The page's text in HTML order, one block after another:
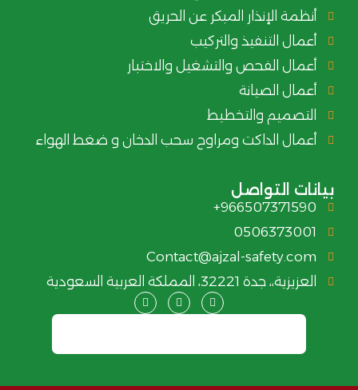
أنظمة الإنذار المبكر عن الحريق
أعمال التنفيذ والتركيب
أعمال الفحص والتشغيل والاختبار
أعمال الصيانة
التصميم والتخطيط
أعمال الداكت ومراوح سحب الدخان و ضغط الهواء
التواصل
966507371590+
0506373001
Contact@ajzal-safety.com
العزيزية،، جدة 32221، المملكة العربية السعودية